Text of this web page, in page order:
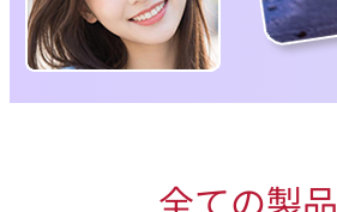
全ての製品